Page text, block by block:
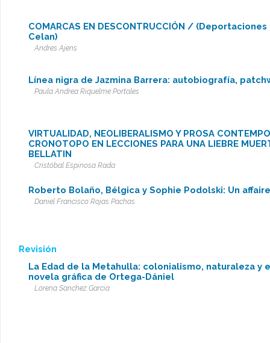
COMARCAS EN DESCONTRUCCIÓN /
Celan)
Andres Ajens
Línea nigra de Jazmina Barrera: autobiografía,
Paula Andrea Riquelme Portales
VIRTUALIDAD, NEOLIBERALISMO Y PROSA
CRONOTOPO EN LECCIONES PARA UNA LIEBRE
BELLATIN
Cristóbal Espinosa Rada
Roberto Bolaño, Bélgica y Sophie Podolski: Un
Daniel Francisco Rojas Pachas
Revisión
La Edad de la Metahulla: colonialismo, naturaleza y
novela gráfica de Ortega-Dániel
Lorena Sanchez Garcia